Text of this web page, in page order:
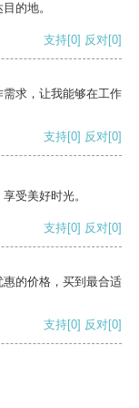
的地。
支持[0] 反对[0]
求，让我能够在工作
支持[0] 反对[0]
受美好时光。
支持[0] 反对[0]
的价格，买到最合适
支持[0] 反对[0]